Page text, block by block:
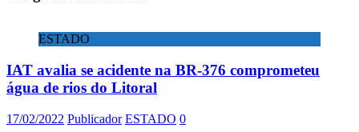
ESTADO
IAT avalia se acidente na BR-376 comprometeu
água de rios do Litoral
17/02/2022 Publicador ESTADO 0